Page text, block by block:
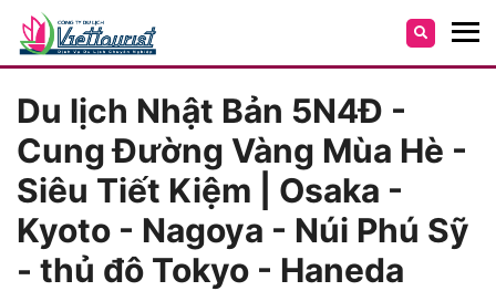
Du lịch Nhật Bản 5N4Đ -
Cung Đường Vàng Mùa Hè -
Siêu Tiết Kiệm | Osaka -
Kyoto - Nagoya - Núi Phú Sỹ
- thủ đô Tokyo - Haneda